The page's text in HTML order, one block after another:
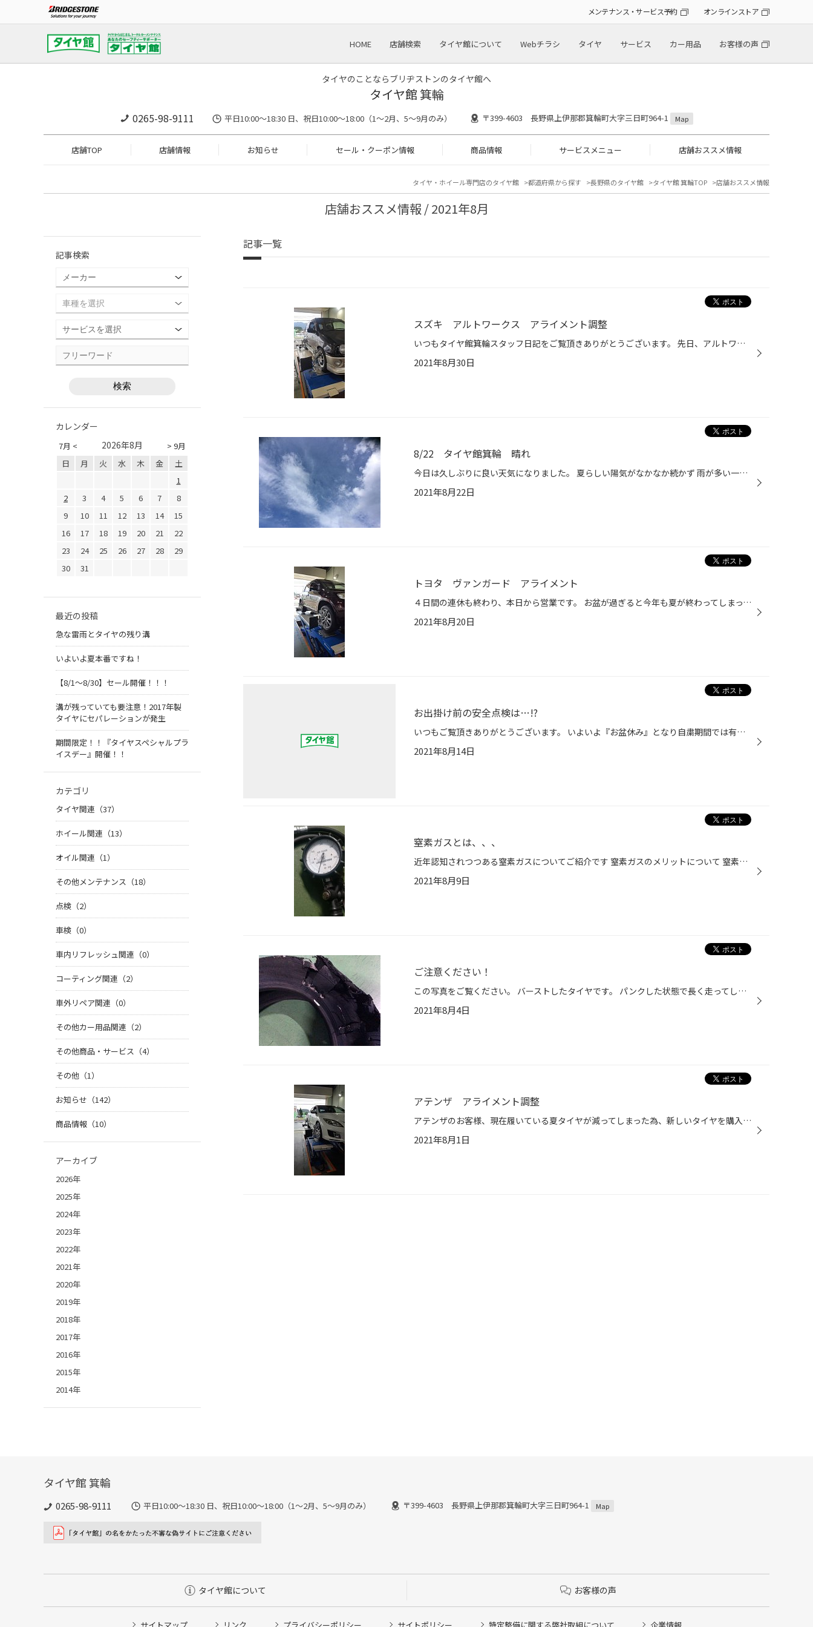
メンテナンス・サービス予約 オンラインストア
HOME 店舗検索 タイヤ館について Webチラシ タイヤ サービス カー用品 お客様の声
タイヤのことならブリヂストンのタイヤ館へ
タイヤ館 箕輪
0265-98-9111 平日10:00～18:30 日、祝日10:00～18:00（1～2月、5～9月のみ） 〒399-4603 長野県上伊那郡箕輪町大字三日町964-1 Map
店舗TOP 店舗情報 お知らせ セール・クーポン情報 商品情報 サービスメニュー 店舗おススメ情報
タイヤ・ホイール専門店のタイヤ館 都道府県から探す 長野県のタイヤ館 タイヤ館 箕輪TOP 店舗おススメ情報
店舗おススメ情報 / 2021年8月
記事一覧
スズキ アルトワークス アライメント調整
いつもタイヤ館箕輪スタッフ日記をご覧頂きありがとうございます。 先日、アルトワークスのアライメント作業をさせて頂きました！ そこで本日はアライメントをどんなときにすればいいのか簡単にご説明させて頂きます ①ハンドル（ステアリング）が曲がっている ②タイヤが片減りしている ③走行距離４~...
2021年8月30日
8/22 タイヤ館箕輪 晴れ
今日は久しぶりに良い天気になりました。 夏らしい陽気がなかなか続かず 雨が多い一週間でしたが 今日は晴れました。 お盆が明けても元気に営業しております 外気温27℃ よい一日を！ A sunny day is a happy day !
2021年8月22日
トヨタ ヴァンガード アライメント
４日間の連休も終わり、本日から営業です。 お盆が過ぎると今年も夏が終わってしまってなんか寂しくなりますね。 当店はお盆が過ぎると冬の準備が始まります。 今年は新商品のブリザックVRX３が９月に発売になりますのでワクワクしちゃいますね☆ ＶＲＸ３のご紹介はまたさせて頂きます！ 今日は夏タ...
2021年8月20日
お出掛け前の安全点検は…!?
いつもご覧頂きありがとうございます。 いよいよ『お盆休み』となり自粛期間では有りますが、お出掛けの機会が多くなるシーズンです。 外出先でのトラブル防止の為に愛車の点検は万全を期しておきたいものです。 トラブル件数のいつも上位にランクされるのがバッテリー上がり・パンク・燃料切れによ...
2021年8月14日
窒素ガスとは、、、
近年認知されつつある窒素ガスについてご紹介です 窒素ガスのメリットについて 窒素ガスは通常の空気に比べてタイヤの空気圧の低下が少ないので、空気圧調整の回数が少なくて済み 通常の空気より酸素が限りなく少ないので酸化によるタイヤホイールの劣化が少ない 熱の発散が早いので長時間走行等で...
2021年8月9日
ご注意ください！
この写真をご覧ください。 バーストしたタイヤです。 パンクした状態で長く走ってしまうとこうなります。 タイヤだけでなくホイールやクルマの部品も壊れてしまいます。 何かおかしいな？と思ったら車を安全な場所に停めてスペアタイヤへの交換をお願いいたします。
2021年8月4日
アテンザ アライメント調整
アテンザのお客様、現在履いている夏タイヤが減ってしまった為、新しいタイヤを購入して頂きました！ お選び頂いたタイヤは「REGNO GR-XⅡ」！！ このタイヤは乗り心地が良く、走行している時の音がとっても静かなモデルです☆ いざ交換しようと外してみるとタイヤの片側がだいぶ減っているではありま...
2021年8月1日
記事検索
カレンダー
7月 < > 9月
2026年8月
日 月 火 水 木 金
土
1
2
3 4 5 6 7
8
9
10 11 12 13 14
15
16
17 18 19 20 21
22
23
24 25 26 27 28
29
30
31
最近の投稿
急な雷雨とタイヤの残り溝
いよいよ夏本番ですね！
【8/1～8/30】セール開催！！！
溝が残っていても要注意！2017年製
タイヤにセパレーションが発生
期間限定！！『タイヤスペシャルプラ
イスデー』開催！！
カテゴリ
タイヤ関連（37）
ホイール関連（13）
オイル関連（1）
その他メンテナンス（18）
点検（2）
車検（0）
車内リフレッシュ関連（0）
コーティング関連（2）
車外リペア関連（0）
その他カー用品関連（2）
その他商品・サービス（4）
その他（1）
お知らせ（142）
商品情報（10）
アーカイブ
2026年
2025年
2024年
2023年
2022年
2021年
2020年
2019年
2018年
2017年
2016年
2015年
2014年
タイヤ館 箕輪
0265-98-9111 平日10:00～18:30 日、祝日10:00～18:00（1～2月、5～9月のみ） 〒399-4603 長野県上伊那郡箕輪町大字三日町964-1 Map
タイヤ館について お客様の声
サイトマップ リンク プライバシーポリシー サイトポリシー 特定整備に関する弊社取組について 企業情報